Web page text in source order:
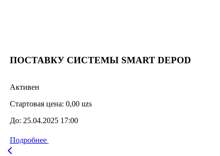
ПОСТАВКУ СИСТЕМЫ SMART DEPOD
Активен
Стартовая цена: 0,00 uzs
До: 25.04.2025 17:00
Подробнее